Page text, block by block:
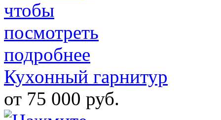
Кухонный гарнитур
от 75 000 руб.